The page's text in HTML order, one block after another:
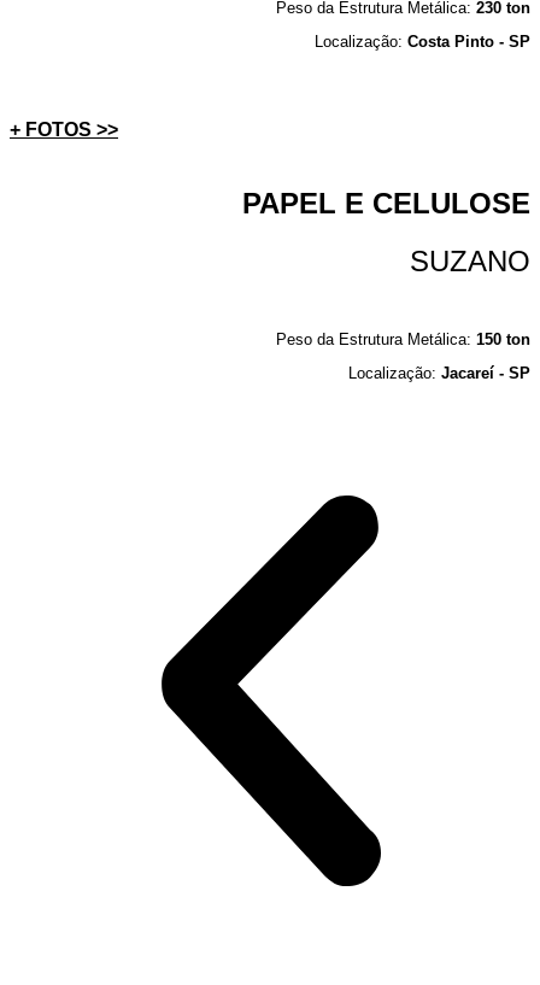
Peso da Estrutura Metálica: 230 ton
Localização: Costa Pinto - SP
+ FOTOS >>
PAPEL E CELULOSE
SUZANO
Peso da Estrutura Metálica: 150 ton
Localização: Jacareí - SP